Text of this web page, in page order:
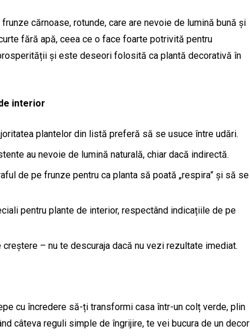
cărnoase, rotunde, care are nevoie de lumină bună și
fără apă, ceea ce o face foarte potrivită pentru
și este deseori folosită ca plantă decorativă în
interior
plantelor din listă preferă să se usuce între udări.
au nevoie de lumină naturală, chiar dacă indirectă.
de pe frunze pentru ca planta să poată „respira” și să se
pentru plante de interior, respectând indicațiile de pe
– nu te descuraja dacă nu vezi rezultate imediat.
cu încredere să-ți transformi casa într-un colț verde, plin
câteva reguli simple de îngrijire, te vei bucura de un decor